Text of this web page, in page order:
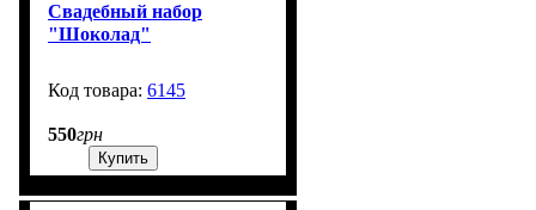
Свадебный набор
"Шоколад"
6145
550грн
Купить